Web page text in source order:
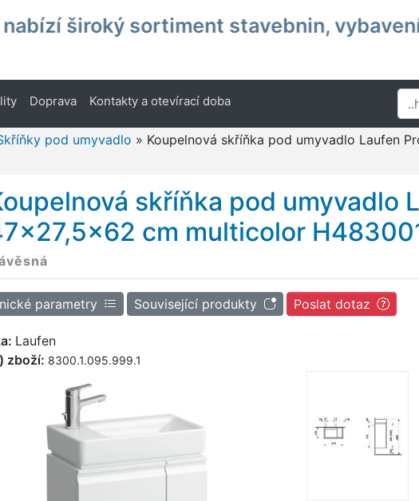
nabízí široký sortiment stavebnin,
Doprava Kontakty a otevírací doba
pod umyvadlo » Koupelnová skříňka pod umyvadlo Laufen
skříňka pod umyvadlo
cm multicolor
parametry Související produkty Poslat dotaz
Laufen
zboží: 8300.1.095.999.1